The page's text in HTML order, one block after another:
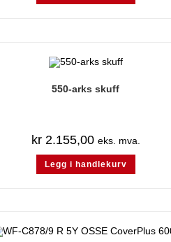
550-arks skuff
kr2.155,00 eks. mva.
Legg i handlekurv